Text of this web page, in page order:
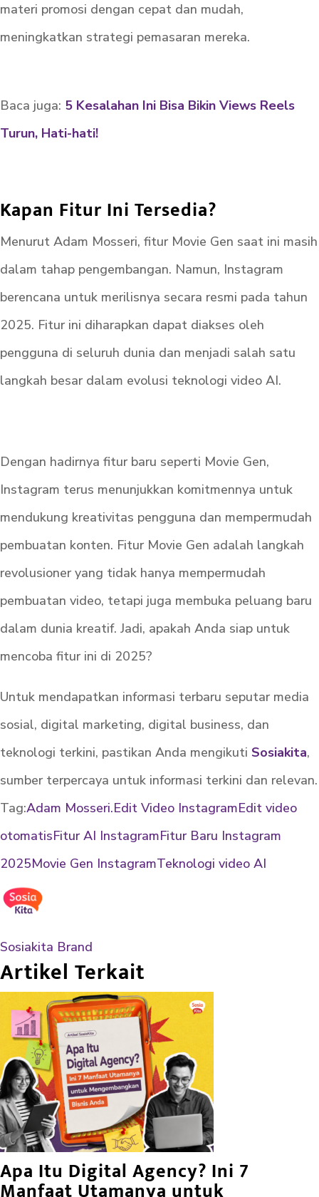
materi promosi dengan cepat dan mudah,
meningkatkan strategi pemasaran mereka.
Baca juga: 5 Kesalahan Ini Bisa Bikin Views Reels
Turun, Hati-hati!
Kapan Fitur Ini Tersedia?
Menurut Adam Mosseri, fitur Movie Gen saat ini masih
dalam tahap pengembangan. Namun, Instagram
berencana untuk merilisnya secara resmi pada tahun
2025. Fitur ini diharapkan dapat diakses oleh
pengguna di seluruh dunia dan menjadi salah satu
langkah besar dalam evolusi teknologi video AI.
Dengan hadirnya fitur baru seperti Movie Gen,
Instagram terus menunjukkan komitmennya untuk
mendukung kreativitas pengguna dan mempermudah
pembuatan konten. Fitur Movie Gen adalah langkah
revolusioner yang tidak hanya mempermudah
pembuatan video, tetapi juga membuka peluang baru
dalam dunia kreatif. Jadi, apakah Anda siap untuk
mencoba fitur ini di 2025?
Untuk mendapatkan informasi terbaru seputar media
sosial, digital marketing, digital business, dan
teknologi terkini, pastikan Anda mengikuti Sosiakita,
sumber terpercaya untuk informasi terkini dan relevan.
Tag:Adam Mosseri.Edit Video InstagramEdit video
otomatisFitur AI InstagramFitur Baru Instagram
2025Movie Gen InstagramTeknologi video AI
Sosiakita Brand
Artikel Terkait
Apa Itu Digital Agency? Ini 7